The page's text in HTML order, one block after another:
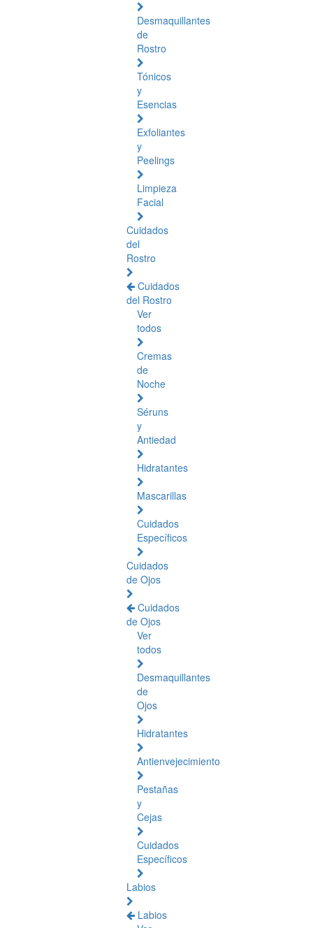
Desmaquillantes
de
Rostro
Tónicos
y
Esencias
Exfoliantes
y
Peelings
Limpieza
Facial
Cuidados
del
Rostro
Cuidados
del Rostro
Ver
todos
Cremas
de
Noche
Séruns
y
Antiedad
Hidratantes
Mascarillas
Cuidados
Específicos
Cuidados
de Ojos
Cuidados
de Ojos
Ver
todos
Desmaquillantes
de
Ojos
Hidratantes
Antienvejecimiento
Pestañas
y
Cejas
Cuidados
Específicos
Labios
Labios